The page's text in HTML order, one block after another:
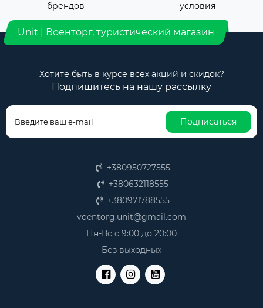
брендов
условия
Unit | Военторг, туристический магазин
Хотите быть в курсе всех акций и скидок?
Подпишитесь на нашу рассылку
Подписаться
+380950727555
+380632118555
+380971788555
voentorg.unit@gmail.com
Пн-Вс с 9:00 до 20:00
Без выходных